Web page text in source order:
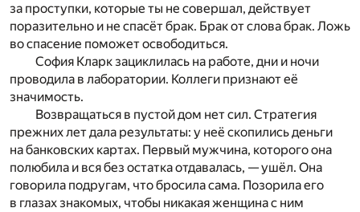
за проступки, которые ты не совершал, действует
поразительно и не спасёт брак. Брак от слова брак. Ложь
во спасение поможет освободиться.
София Кларк зациклилась на работе, дни и ночи
проводила в лаборатории. Коллеги признают её
значимость.
Возвращаться в пустой дом нет сил. Стратегия
прежних лет дала результаты: у неё скопились деньги
на банковских картах. Первый мужчина, которого она
полюбила и вся без остатка отдавалась, — ушёл. Она
говорила подругам, что бросила сама. Позорила его
в глазах знакомых, чтобы никакая женщина с ним